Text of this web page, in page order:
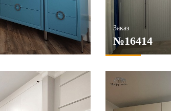
Заказ
№16414